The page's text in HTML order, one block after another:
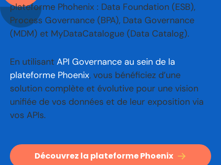
plateforme Phohenix : Data Foundation (ESB),
Process Governance (BPA), Data Governance
(MDM) et MyDataCatalogue (Data Catalog).
En utilisant API Governance au sein de la
plateforme Phoenix, vous bénéficiez d’une
solution complète et évolutive pour une vision
unifiée de vos données et de leur exposition via
vos APIs.
Découvrez la plateforme Phoenix